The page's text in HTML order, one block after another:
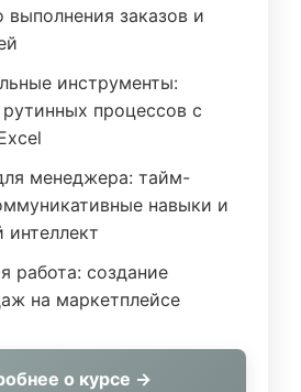
выполнения заказов и
инструменты:
процессов с
менеджера: тайм-
навыки и
работа: создание
на маркетплейсе
о курсе →